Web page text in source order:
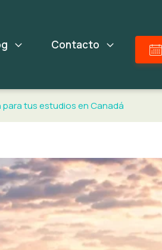
Contacto
tus estudios en Canadá